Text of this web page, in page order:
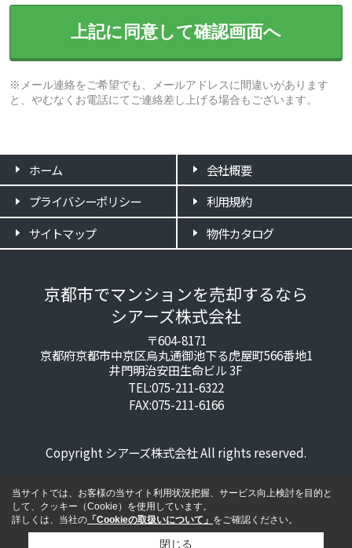
上記に同意して確認画面へ
※メール連絡をご希望でも、メールアドレスに間違いがあります
と、やむなくお電話にてご連絡差し上げる場合もございます。
ホーム
会社概要
プライバシーポリシー
利用規約
サイトマップ
物件カタログ
京都市でマンションを売却するなら
シアーズ株式会社
〒604-8171
京都府京都市中京区烏丸通御池下る虎屋町566番地1
井門明治安田生命ビル 3F
TEL:075-211-6322
FAX:075-211-6166
Copyright シアーズ株式会社 All rights reserved.
当サイトでは、お客様の当サイト利用状況把握、サービス向上検討を目的と
して、クッキー（Cookie）を使用しています。
詳しくは、当社の 「Cookieの取扱いについて」 をご確認ください。
閉じる